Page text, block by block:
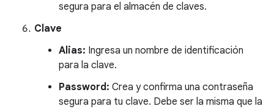
segura para el almacén de claves.
Clave
Alias: Ingresa un nombre de identificación
para la clave.
Password: Crea y confirma una contraseña
segura para tu clave. Debe ser la misma que la